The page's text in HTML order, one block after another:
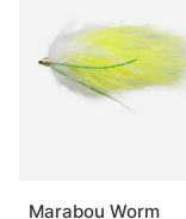
Marabou Worm